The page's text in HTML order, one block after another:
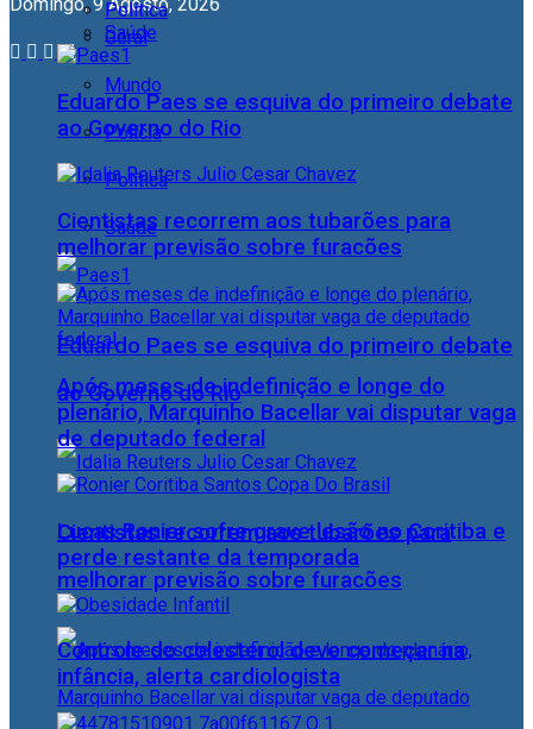
Geral
Mundo
Polícia
Política
Saúde
Eduardo Paes se esquiva do primeiro debate
ao Governo do Rio
Cientistas recorrem aos tubarões para
melhorar previsão sobre furacões
Política
Saúde
Eduardo Paes se esquiva do primeiro debate
ao Governo do Rio
Cientistas recorrem aos tubarões para
melhorar previsão sobre furacões
Após meses de indefinição e longe do
plenário, Marquinho Bacellar vai disputar vaga
de deputado federal
Lucas Ronier sofre grave lesão no Coritiba e
perde restante da temporada
Controle do colesterol deve começar na
infância, alerta cardiologista